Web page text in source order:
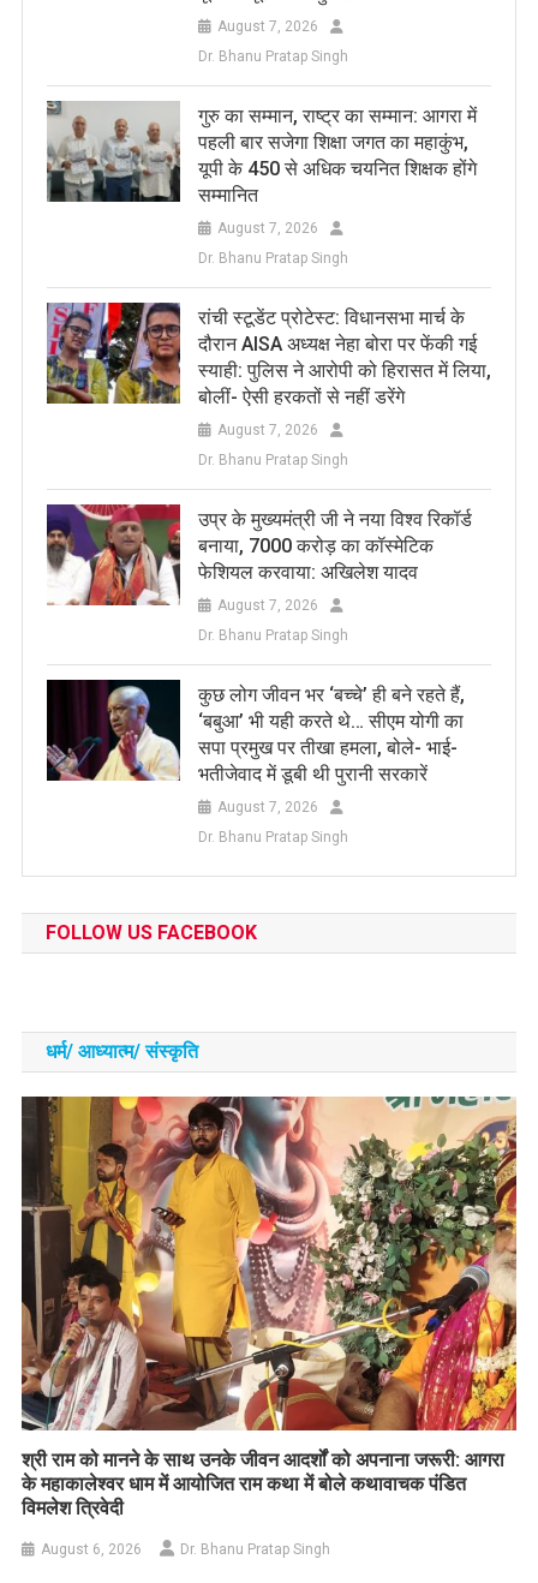
August 7, 2026
Dr. Bhanu Pratap Singh
​गुरु का सम्मान, राष्ट्र का सम्मान: आगरा में
पहली बार सजेगा शिक्षा जगत का महाकुंभ,
यूपी के 450 से अधिक चयनित शिक्षक होंगे
सम्मानित
August 7, 2026
Dr. Bhanu Pratap Singh
रांची स्टूडेंट प्रोटेस्ट: विधानसभा मार्च के
दौरान AISA अध्यक्ष नेहा बोरा पर फेंकी गई
स्याही: पुलिस ने आरोपी को हिरासत में लिया,
बोलीं- ऐसी हरकतों से नहीं डरेंगे
August 7, 2026
Dr. Bhanu Pratap Singh
उप्र के मुख्यमंत्री जी ने नया विश्व रिकॉर्ड
बनाया, 7000 करोड़ का कॉस्मेटिक
फेशियल करवाया: अखिलेश यादव
August 7, 2026
Dr. Bhanu Pratap Singh
कुछ लोग जीवन भर ‘बच्चे’ ही बने रहते हैं,
‘बबुआ’ भी यही करते थे… सीएम योगी का
सपा प्रमुख पर तीखा हमला, बोले- भाई-
भतीजेवाद में डूबी थी पुरानी सरकारें
August 7, 2026
Dr. Bhanu Pratap Singh
FOLLOW US FACEBOOK
धर्म/ आध्‍यात्‍म/ संस्‍कृति
​श्री राम को मानने के साथ उनके जीवन आदर्शों को अपनाना जरूरी: आगरा
के महाकालेश्वर धाम में आयोजित राम कथा में बोले कथावाचक पंडित
विमलेश त्रिवेदी
August 6, 2026 Dr. Bhanu Pratap Singh